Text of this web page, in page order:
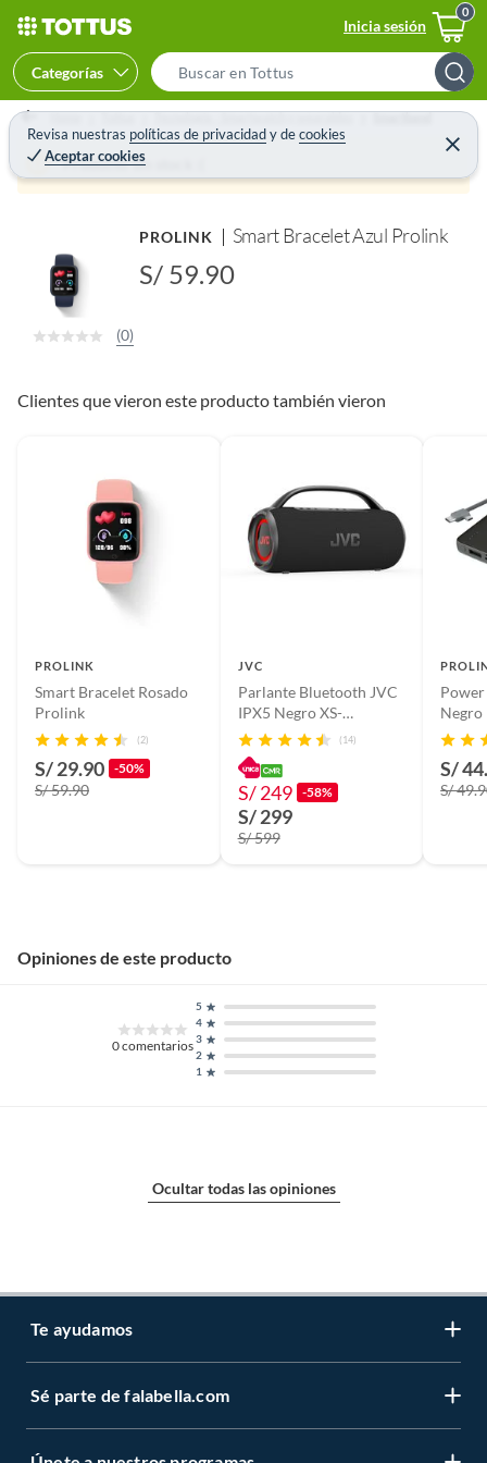
Inicia sesión
Categorías
e
a
c
B
Revisa nuestras políticas de privacidadydecookies
Aceptar cookies
C
e
r
Home Tottus Tecnología - Smartwatch y wearables Smartband
Producto sin stock :(
PROLINK Smart Bracelet Azul Prolink
S/ 59.90
(0)
Clientes que vieron este producto también vieron
PROLINK
Smart Bracelet Rosado
Prolink
(2)
S/ 29.90 -50%
S/ 59.90
JVC
Parlante Bluetooth JVC
IPX5 Negro XS-
KY5215B
(14)
S/ 249 -58%
S/ 299
S/ 599
S/
S/
Opiniones de este producto
0comentarios
1
2
3
4
5
Ocultar todas las opiniones
Te ayudamos
Atención por WhatsApp
Sé parte de falabella.com